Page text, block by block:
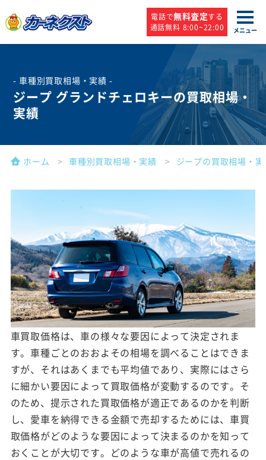
電話で無料査定する
通話無料 8:00~22:00
メニュー
- 車種別買取相場・実績 -
ジープ グランドチェロキーの買取相場・
実績
ホーム 車種別買取相場・実績 ジープの買取相場・
車買取価格は、車の様々な要因によって決定されま
す。車種ごとのおおよその相場を調べることはできま
すが、それはあくまでも平均値であり、実際にはさら
に細かい要因によって買取価格が変動するのです。そ
のため、提示された買取価格が適正であるのかを判断
し、愛車を納得できる金額で売却するためには、車買
取価格がどのような要因によって決まるのかを知って
おくことが大切です。どのような車が高値で売れるの